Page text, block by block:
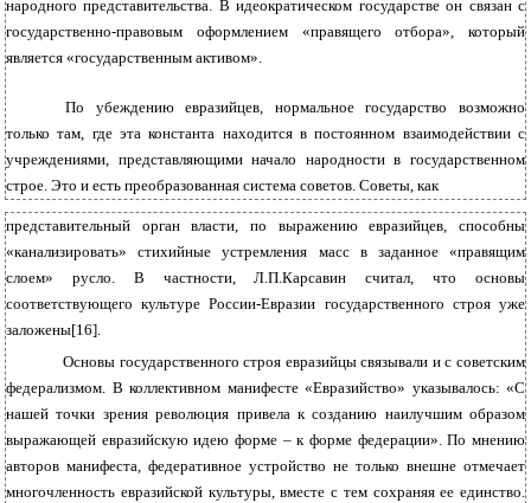
народного представительства. В идеократическом государстве он связан с
государственно-правовым оформлением «правящего отбора», который
является «государственным активом».
По убеждению евразийцев, нормальное государство возможно
только там, где эта константа находится в постоянном взаимодействии с
учреждениями, представляющими начало народности в государственном
строе. Это и есть преобразованная система советов. Советы, как
представительный орган власти, по выражению евразийцев, способны
«канализировать» стихийные устремления масс в заданное «правящим
слоем» русло. В частности, Л.П.Карсавин считал, что основы
соответствующего культуре России-Евразии государственного строя уже
заложены[16].
Основы государственного строя евразийцы связывали и с советским
федерализмом. В коллективном манифесте «Евразийство» указывалось: «С
нашей точки зрения революция привела к созданию наилучшим образом
выражающей евразийскую идею форме – к форме федерации». По мнению
авторов манифеста, федеративное устройство не только внешне отмечает
многочленность евразийской культуры, вместе с тем сохраняя ее единство.